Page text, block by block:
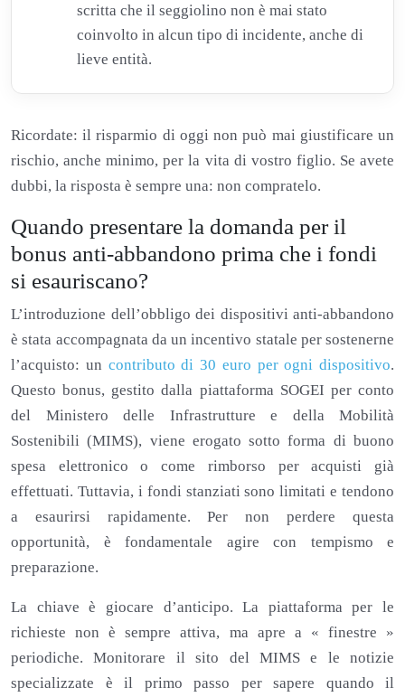
scritta che il seggiolino non è mai stato
coinvolto in alcun tipo di incidente, anche di
lieve entità.
Ricordate: il risparmio di oggi non può mai giustificare un
rischio, anche minimo, per la vita di vostro figlio. Se avete
dubbi, la risposta è sempre una: non compratelo.
Quando presentare la domanda per il
bonus anti-abbandono prima che i fondi
si esauriscano?
L’introduzione dell’obbligo dei dispositivi anti-abbandono
è stata accompagnata da un incentivo statale per sostenerne
l’acquisto: un contributo di 30 euro per ogni dispositivo.
Questo bonus, gestito dalla piattaforma SOGEI per conto
del Ministero delle Infrastrutture e della Mobilità
Sostenibili (MIMS), viene erogato sotto forma di buono
spesa elettronico o come rimborso per acquisti già
effettuati. Tuttavia, i fondi stanziati sono limitati e tendono
a esaurirsi rapidamente. Per non perdere questa
opportunità, è fondamentale agire con tempismo e
preparazione.
La chiave è giocare d’anticipo. La piattaforma per le
richieste non è sempre attiva, ma apre a « finestre »
periodiche. Monitorare il sito del MIMS e le notizie
specializzate è il primo passo per sapere quando il